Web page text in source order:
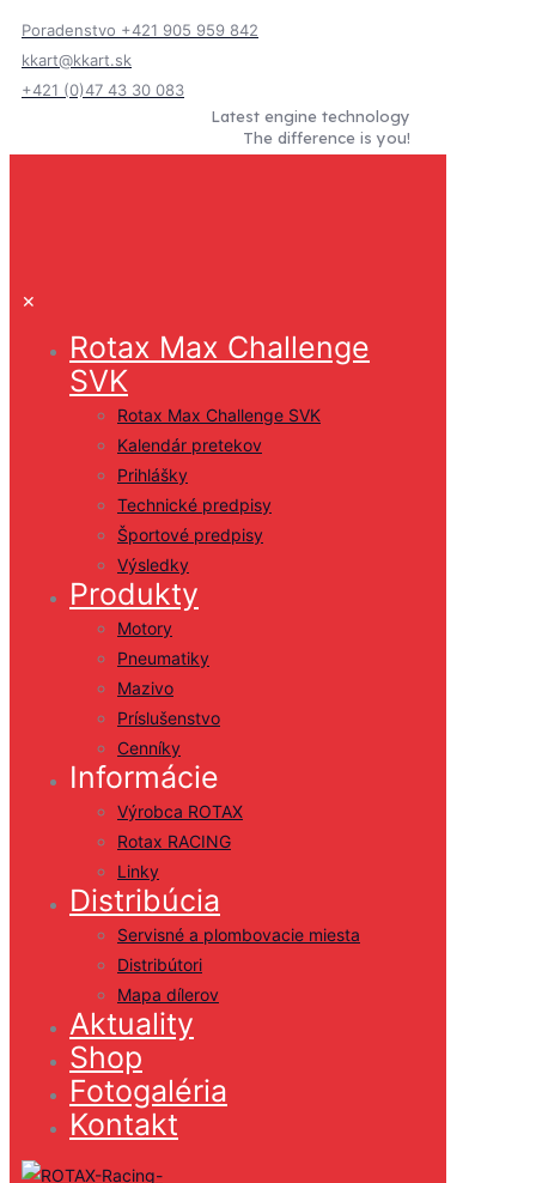
Poradenstvo +421 905 959 842
kkart@kkart.sk
+421 (0)47 43 30 083
Latest engine technology
The difference is you!
✕
Rotax Max Challenge
SVK
Rotax Max Challenge SVK
Kalendár pretekov
Prihlášky
Technické predpisy
Športové predpisy
Výsledky
Produkty
Motory
Pneumatiky
Mazivo
Príslušenstvo
Cenníky
Informácie
Výrobca ROTAX
Rotax RACING
Linky
Distribúcia
Servisné a plombovacie miesta
Distribútori
Mapa dílerov
Aktuality
Shop
Fotogaléria
Kontakt